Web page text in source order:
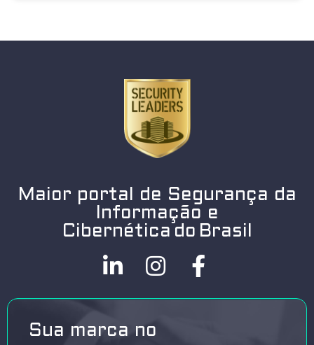
Maior portal de Segurança da
Informação e
Cibernética do Brasil
Sua marca no